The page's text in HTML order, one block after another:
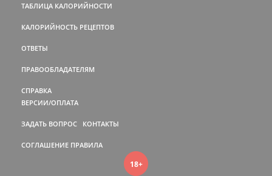
ТАБЛИЦА КАЛОРИЙНОСТИ
КАЛОРИЙНОСТЬ РЕЦЕПТОВ
ОТВЕТЫ
ПРАВООБЛАДАТЕЛЯМ
СПРАВКА
ВЕРСИИ/ОПЛАТА
ЗАДАТЬ ВОПРОС КОНТАКТЫ
СОГЛАШЕНИЕ ПРАВИЛА
18+